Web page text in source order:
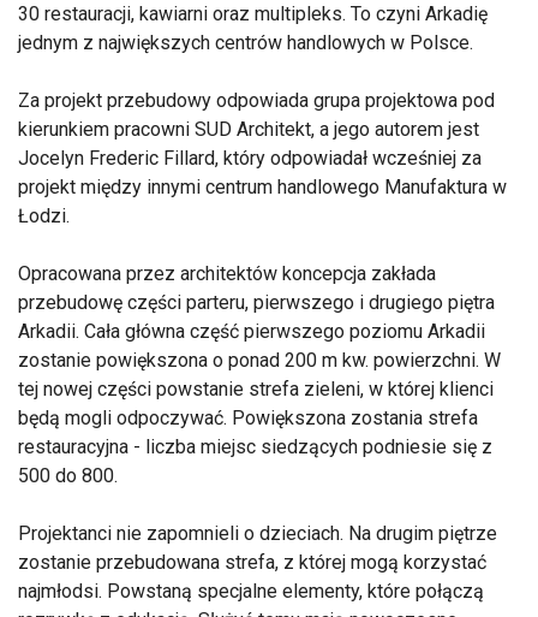
30 restauracji, kawiarni oraz multipleks. To czyni Arkadię
jednym z największych centrów handlowych w Polsce.
Za projekt przebudowy odpowiada grupa projektowa pod
kierunkiem pracowni SUD Architekt, a jego autorem jest
Jocelyn Frederic Fillard, który odpowiadał wcześniej za
projekt między innymi centrum handlowego Manufaktura w
Łodzi.
Opracowana przez architektów koncepcja zakłada
przebudowę części parteru, pierwszego i drugiego piętra
Arkadii. Cała główna część pierwszego poziomu Arkadii
zostanie powiększona o ponad 200 m kw. powierzchni. W
tej nowej części powstanie strefa zieleni, w której klienci
będą mogli odpoczywać. Powiększona zostania strefa
restauracyjna - liczba miejsc siedzących podniesie się z
500 do 800.
Projektanci nie zapomnieli o dzieciach. Na drugim piętrze
zostanie przebudowana strefa, z której mogą korzystać
najmłodsi. Powstaną specjalne elementy, które połączą